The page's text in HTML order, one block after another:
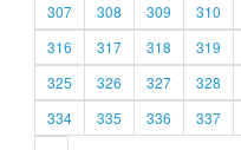
307
308 309 310
316
317 318 319
325
326 327 328
334
335 336 337